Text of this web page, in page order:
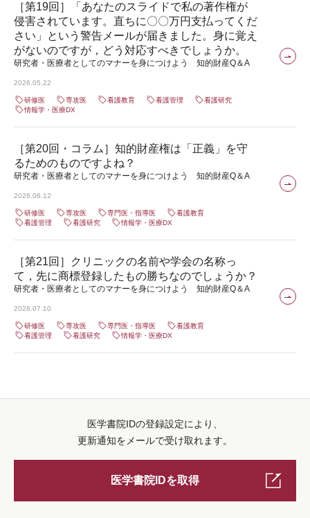
［第19回］「あなたのスライドで私の著作権が
侵害されています。直ちに〇〇万円支払ってくだ
さい」という警告メールが届きました。身に覚え
がないのですが，どう対応すべきでしょうか。
研究者・医療者としてのマナーを身につけよう 知的財産Q＆A
2026.05.22
研修医 専攻医 看護教育 看護管理
看護研究
情報学・医療DX
［第20回・コラム］知的財産権は「正義」を守
るためのものですよね？
研究者・医療者としてのマナーを身につけよう 知的財産Q＆A
2026.06.12
研修医 専攻医 専門医・指導医
看護教育
看護管理
看護研究 情報学・医療DX
［第21回］クリニックの名前や学会の名称っ
て，先に商標登録したもの勝ちなのでしょうか？
研究者・医療者としてのマナーを身につけよう 知的財産Q＆A
2026.07.10
研修医 専攻医 専門医・指導医
看護教育
看護管理
看護研究 情報学・医療DX
医学書院IDの登録設定により、
更新通知をメールで受け取れます。
医学書院IDを取得